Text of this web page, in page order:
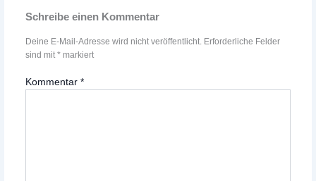
Schreibe einen Kommentar
Deine E-Mail-Adresse wird nicht veröffentlicht. Erforderliche Felder
sind mit* markiert
Kommentar*